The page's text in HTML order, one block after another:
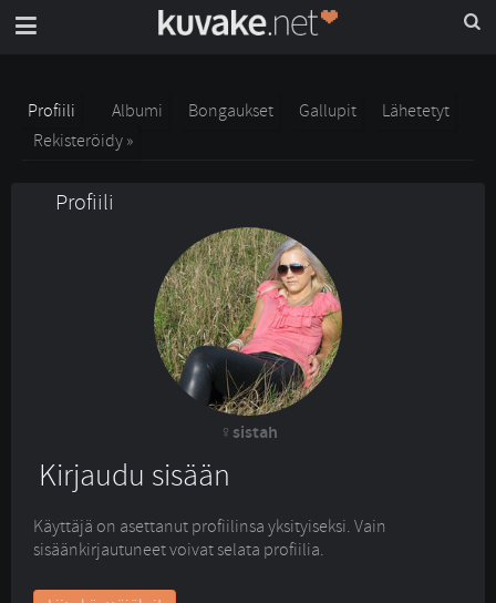
Profiili Albumi Bongaukset Gallupit
Lähetetyt
Rekisteröidy »
Profiili
sistah
Kirjaudu sisään
Käyttäjä on asettanut profiilinsa yksityiseksi. Vain
sisäänkirjautuneet voivat selata profiilia.